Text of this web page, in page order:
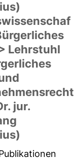
Lehrstuhl
jur.